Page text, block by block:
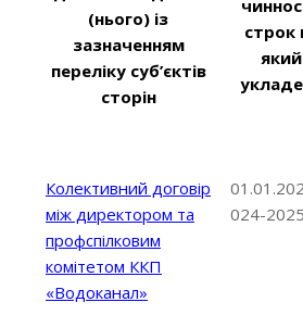
(нього) із
зазначенням
переліку суб’єктів
сторін
строк
який
Колективний договір
між директором та
профспілковим
комітетом ККП
«Водоканал»
024-2025